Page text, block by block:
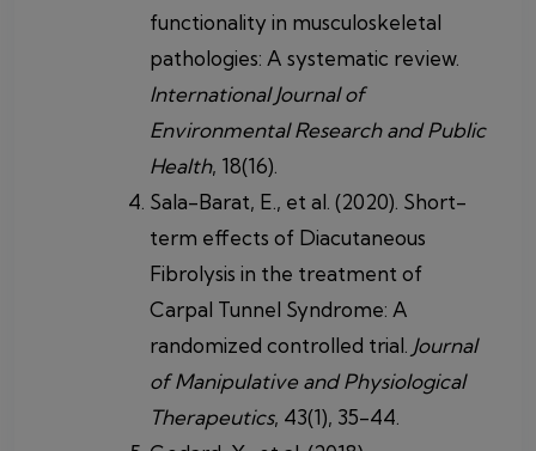
functionality in musculoskeletal
pathologies: A systematic review.
International Journal of
Environmental Research and Public
Health, 18(16).
Sala-Barat, E., et al. (2020). Short-
term effects of Diacutaneous
Fibrolysis in the treatment of
Carpal Tunnel Syndrome: A
randomized controlled trial. Journal
of Manipulative and Physiological
Therapeutics, 43(1), 35-44.